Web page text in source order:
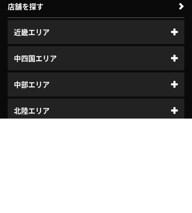
店舗を探す
近畿エリア
中四国エリア
中部エリア
北陸エリア